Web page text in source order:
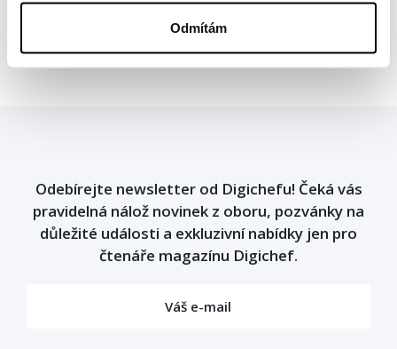
Odmítám
Facebook
Odebírejte newsletter od Digichefu! Čeká vás
pravidelná nálož novinek z oboru, pozvánky na
důležité události a exkluzivní nabídky jen pro
čtenáře magazínu Digichef.